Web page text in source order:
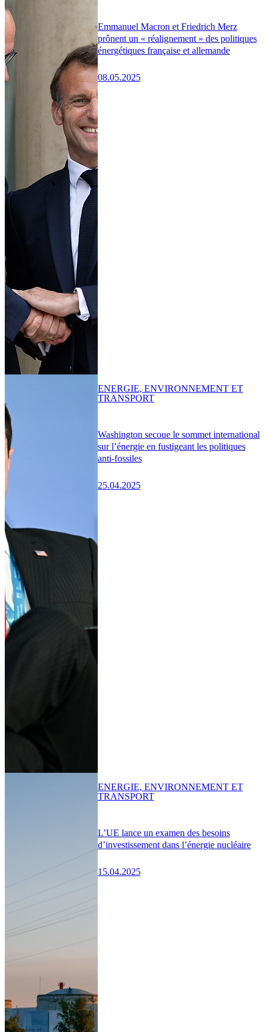
Emmanuel Macron et Friedrich Merz
prônent un « réalignement » des politiques
énergétiques française et allemande
08.05.2025
Washington secoue le sommet international
sur l’énergie en fustigeant les politiques
anti-fossiles
25.04.2025
ENERGIE, ENVIRONNEMENT ET
TRANSPORT
L’UE lance un examen des besoins
d’investissement dans l’énergie nucléaire
15.04.2025
ENERGIE, ENVIRONNEMENT ET
TRANSPORT